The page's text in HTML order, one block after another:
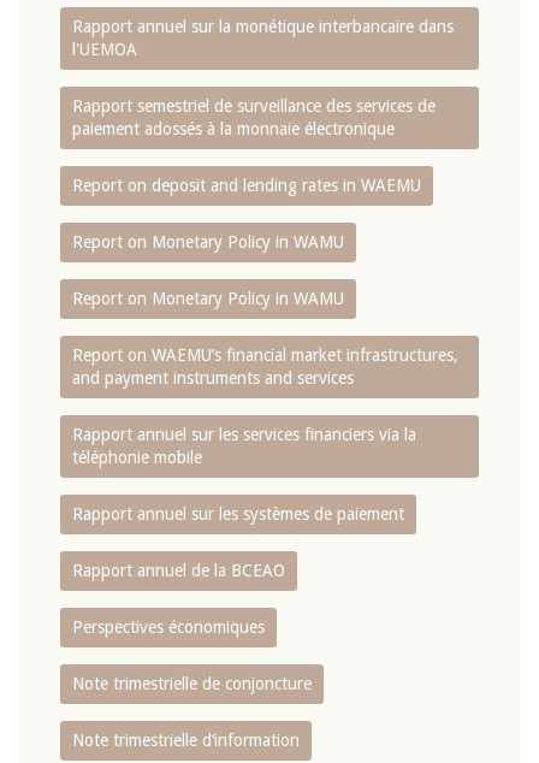
Rapport annuel sur la monétique interbancaire dans
l'UEMOA
Rapport semestriel de surveillance des services de
paiement adossés à la monnaie électronique
Report on deposit and lending rates in WAEMU
Report on Monetary Policy in WAMU
Report on Monetary Policy in WAMU
Report on WAEMU’s financial market infrastructures,
and payment instruments and services
Rapport annuel sur les services financiers via la
téléphonie mobile
Rapport annuel sur les systèmes de paiement
Rapport annuel de la BCEAO
Perspectives économiques
Note trimestrielle de conjoncture
Note trimestrielle d‘information